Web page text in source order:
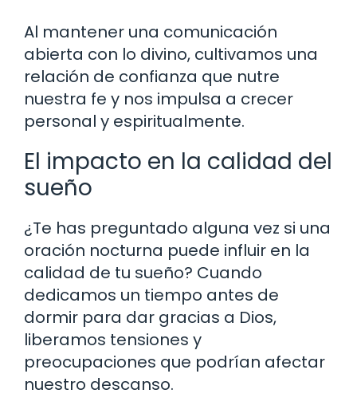
Al mantener una comunicación
abierta con lo divino, cultivamos una
relación de confianza que nutre
nuestra fe y nos impulsa a crecer
personal y espiritualmente.
El impacto en la calidad del
sueño
¿Te has preguntado alguna vez si una
oración nocturna puede influir en la
calidad de tu sueño? Cuando
dedicamos un tiempo antes de
dormir para dar gracias a Dios,
liberamos tensiones y
preocupaciones que podrían afectar
nuestro descanso.